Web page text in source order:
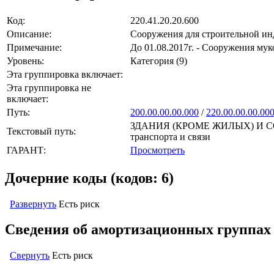
Код:
220.41.20.20.600
Описание:
Сооружения для строительной
Примечание:
До 01.08.2017г. - Сооружения
Уровень:
Категория (9)
Эта группировка включает:
Эта группировка не
включает:
Путь:
200.00.00.00.000 / 220.00.00.00.000
Текстовый путь:
ЗДАНИЯ (КРОМЕ ЖИЛЫХ) И
транспорта и связи
ГАРАНТ:
Просмотреть
Дочерние коды (кодов: 6)
Развернуть Есть риск
Сведения об амортизационных группах
Свернуть Есть риск